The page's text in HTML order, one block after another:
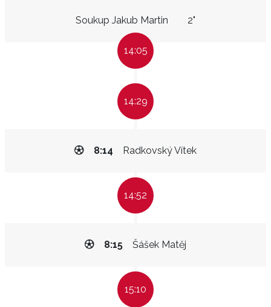
Soukup Jakub Martin 2"
14:05
14:29
Radkovský Vítek
8:14
14:52
Šášek Matěj
8:15
15:10